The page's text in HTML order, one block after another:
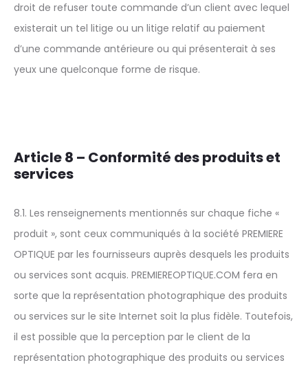
droit de refuser toute commande d’un client avec lequel
existerait un tel litige ou un litige relatif au paiement
d’une commande antérieure ou qui présenterait à ses
yeux une quelconque forme de risque.
Article 8 – Conformité des produits et
services
8.1. Les renseignements mentionnés sur chaque fiche «
produit », sont ceux communiqués à la société PREMIERE
OPTIQUE par les fournisseurs auprès desquels les produits
ou services sont acquis. PREMIEREOPTIQUE.COM fera en
sorte que la représentation photographique des produits
ou services sur le site Internet soit la plus fidèle. Toutefois,
il est possible que la perception par le client de la
représentation photographique des produits ou services